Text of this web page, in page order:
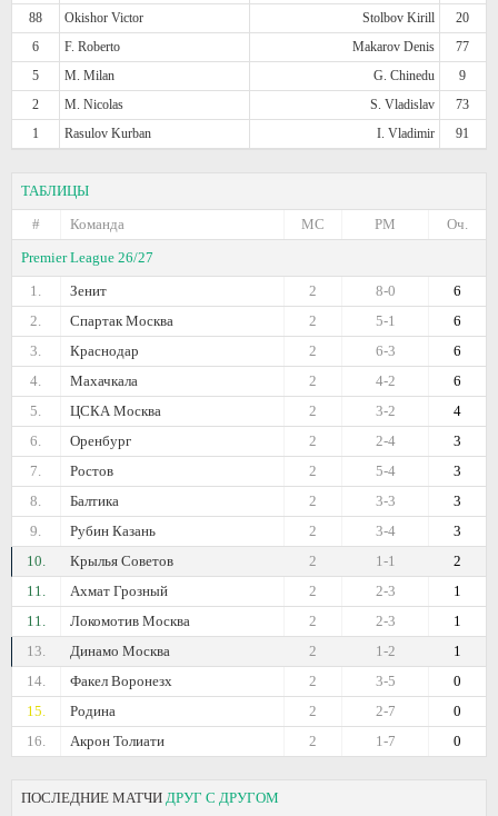
88
Okishor Victor Stolbov Kirill
20
6
F. Roberto Makarov Denis
77
5
M. Milan G. Chinedu
9
2
M. Nicolas S. Vladislav
73
1
Rasulov Kurban I. Vladimir 91
ТАБЛИЦЫ
#
Команда Оч.
РМ
МС
Premier League 26/27
1.
Зенит 6
8-0
2
2.
Спартак Москва 6
5-1
2
3.
Краснодар 6
6-3
2
4.
Махачкала 6
4-2
2
5.
ЦСКА Москва 4
3-2
2
6.
Оренбург 3
2-4
2
7.
Ростов 3
5-4
2
8.
Балтика 3
3-3
2
9.
Рубин Казань 3
3-4
2
10.
Крылья Советов 2
1-1
2
11.
Ахмат Грозный 1
2-3
2
11.
Локомотив Москва 1
2-3
2
13.
Динамо Москва 1
1-2
2
14.
Факел Воронезх 0
3-5
2
15.
Родина 0
2-7
2
16.
Акрон Толиати 0
1-7
2
ПОСЛЕДНИЕ МАТЧИ ДРУГ С ДРУГОМ